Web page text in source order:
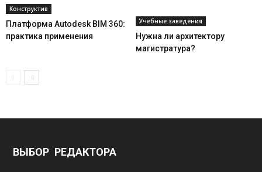
Конструктив
Платформа Autodesk BIM 360:
практика применения
Учебные заведения
Нужна ли архитектору
магистратура?
ВЫБОР РЕДАКТОРА